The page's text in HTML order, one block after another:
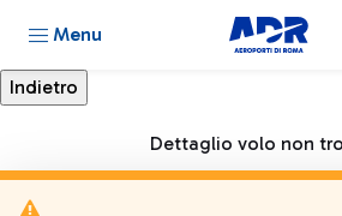
Menu
Dettaglio volo non